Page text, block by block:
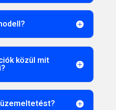
közül mit